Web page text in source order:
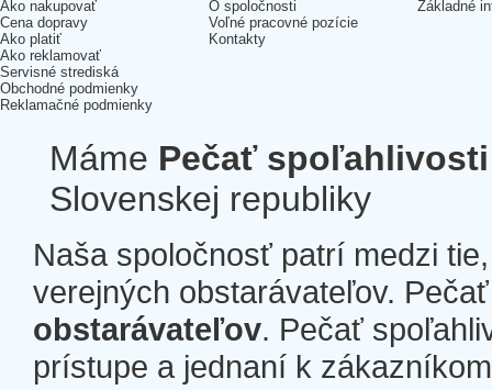
Ako nakupovať
Cena dopravy
Ako platiť
Ako reklamovať
Servisné strediská
Obchodné podmienky
Reklamačné podmienky
O spoločnosti
Voľné pracovné pozície
Kontakty
Základné
Máme Pečať spoľahlivosti
Slovenskej republiky
Naša spoločnosť patrí medzi
verejných obstarávateľov.
obstarávateľov. Pečať
prístupe a jednaní k